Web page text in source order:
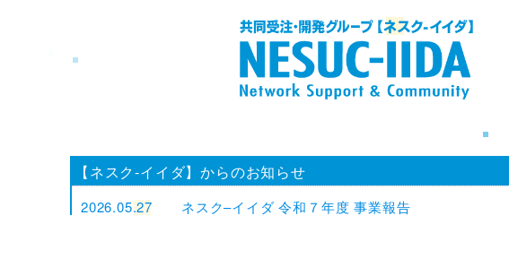
【ネスク-イイダ】からのお知らせ
2026.05.27
ネスク–イイダ 令和７年度 事業報告